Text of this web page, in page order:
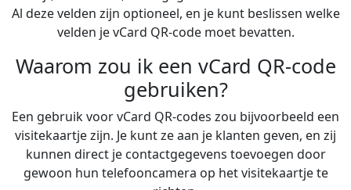
Al deze velden zijn optioneel, en je kunt beslissen welke
velden je vCard QR-code moet bevatten.
Waarom zou ik een vCard QR-code
gebruiken?
Een gebruik voor vCard QR-codes zou bijvoorbeeld een
visitekaartje zijn. Je kunt ze aan je klanten geven, en zij
kunnen direct je contactgegevens toevoegen door
gewoon hun telefooncamera op het visitekaartje te